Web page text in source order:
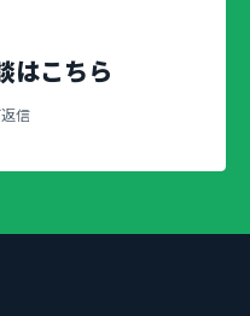
はこちら
信